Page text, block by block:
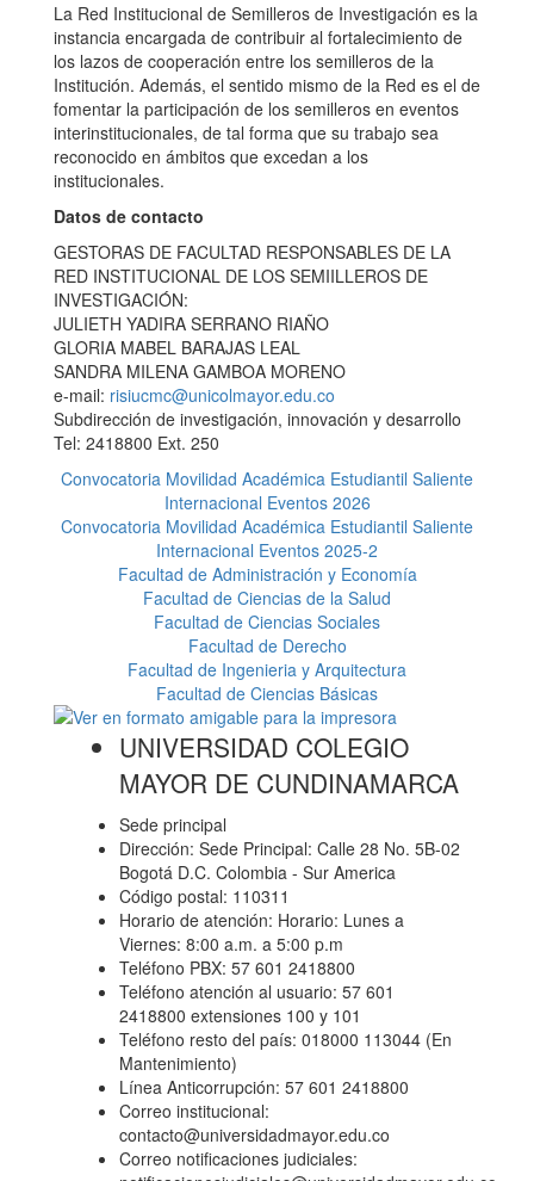
La Red Institucional de Semilleros de Investigación es la
instancia encargada de contribuir al fortalecimiento de
los lazos de cooperación entre los semilleros de la
Institución. Además, el sentido mismo de la Red es el de
fomentar la participación de los semilleros en eventos
interinstitucionales, de tal forma que su trabajo sea
reconocido en ámbitos que excedan a los
institucionales.
Datos de contacto
GESTORAS DE FACULTAD RESPONSABLES DE LA
RED INSTITUCIONAL DE LOS SEMIILLEROS DE
INVESTIGACIÓN:
JULIETH YADIRA SERRANO RIAÑO
GLORIA MABEL BARAJAS LEAL
SANDRA MILENA GAMBOA MORENO
e-mail: risiucmc@unicolmayor.edu.co
Subdirección de investigación, innovación y desarrollo
Tel: 2418800 Ext. 250
Convocatoria Movilidad Académica Estudiantil Saliente
Internacional Eventos 2026
Convocatoria Movilidad Académica Estudiantil Saliente
Internacional Eventos 2025-2
Facultad de Administración y Economía
Facultad de Ciencias de la Salud
Facultad de Ciencias Sociales
Facultad de Derecho
Facultad de Ingenieria y Arquitectura
Facultad de Ciencias Básicas
UNIVERSIDAD COLEGIO
MAYOR DE CUNDINAMARCA
Sede principal
Dirección: Sede Principal: Calle 28 No. 5B-02
Bogotá D.C. Colombia - Sur America
Código postal: 110311
Horario de atención: Horario: Lunes a
Viernes: 8:00 a.m. a 5:00 p.m
Teléfono PBX: 57 601 2418800
Teléfono atención al usuario: 57 601
2418800 extensiones 100 y 101
Teléfono resto del país: 018000 113044 (En
Mantenimiento)
Línea Anticorrupción: 57 601 2418800
Correo institucional:
contacto@universidadmayor.edu.co
Correo notificaciones judiciales: